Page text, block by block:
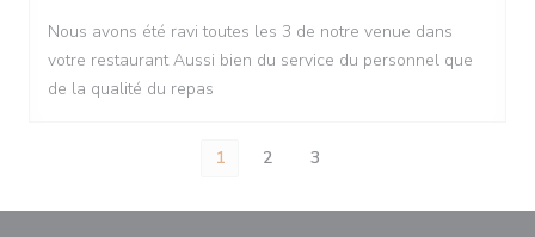
Nous avons été ravi toutes les 3 de notre venue dans
votre restaurant Aussi bien du service du personnel que
de la qualité du repas
1 2 3